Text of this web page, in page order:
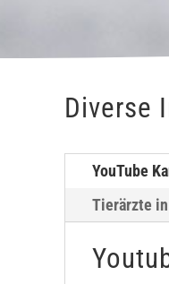
Diverse
YouTube
Tierärzte